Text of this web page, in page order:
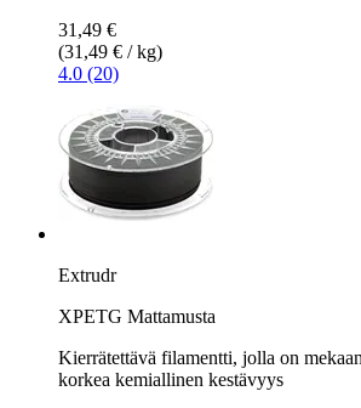
31,49 €
(31,49 € / kg)
4.0 (20)
Extrudr
XPETG Mattamusta
Kierrätettävä filamentti, jolla on
korkea kemiallinen kestävyys